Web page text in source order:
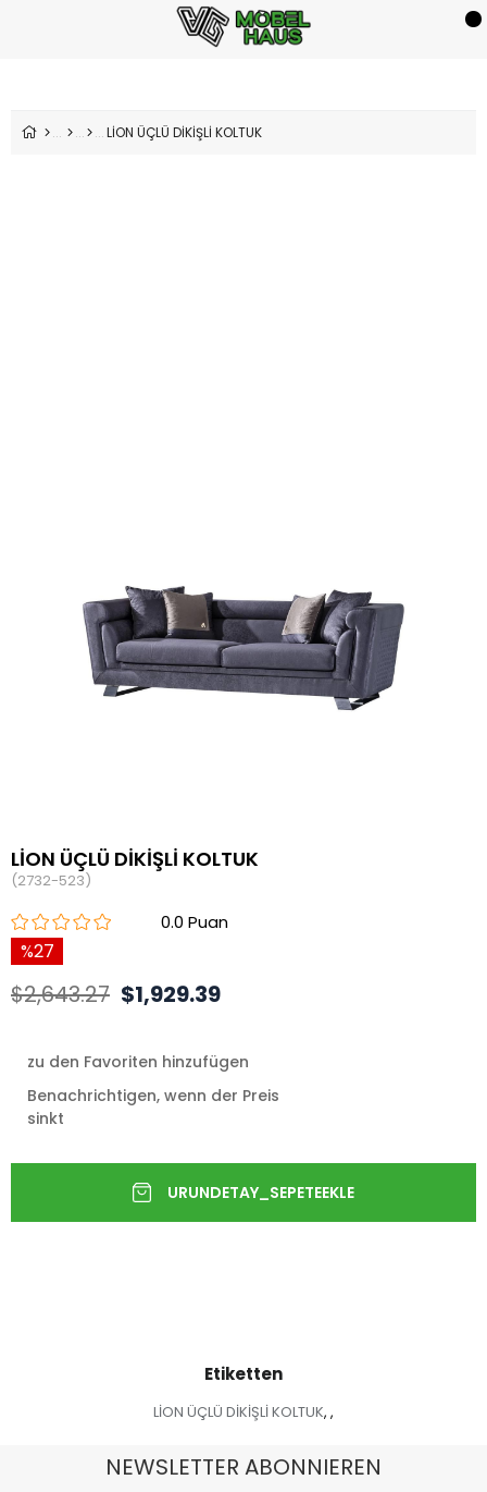
LİON ÜÇLÜ DİKİŞLİ KOLTUK
LİON ÜÇLÜ DİKİŞLİ KOLTUK
(2732-523)
0.0
27
$2,643.27 $1,929.39
zu den Favoriten hinzufügen
Benachrichtigen, wenn der Preis
sinkt
Etiketten
LİON ÜÇLÜ DİKİŞLİ KOLTUK, ,
NEWSLETTER ABONNIEREN